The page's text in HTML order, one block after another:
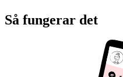
Så fungerar det